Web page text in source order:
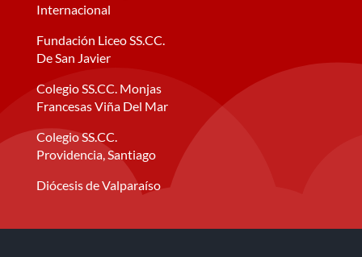
Internacional
Fundación Liceo SS.CC.
De San Javier
Colegio SS.CC. Monjas
Francesas Viña Del Mar
Colegio SS.CC.
Providencia, Santiago
Diócesis de Valparaíso